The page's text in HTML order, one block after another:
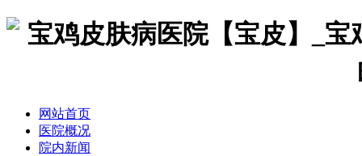
网站首页
医院概况
院内新闻